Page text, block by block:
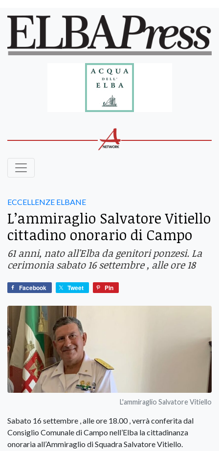
ECCELLENZE ELBANE
L’ammiraglio Salvatore Vitiello
cittadino onorario di Campo
61 anni, nato all'Elba da genitori ponzesi. La
cerimonia sabato 16 settembre , alle ore 18
Facebook Tweet Pin
L'ammiraglio Salvatore Vitiello
Sabato 16 settembre , alle ore 18.00 , verrà conferita dal
Consiglio Comunale di Campo nell’Elba la cittadinanza
onoraria all’Ammiraglio di Squadra Salvatore Vitiello.